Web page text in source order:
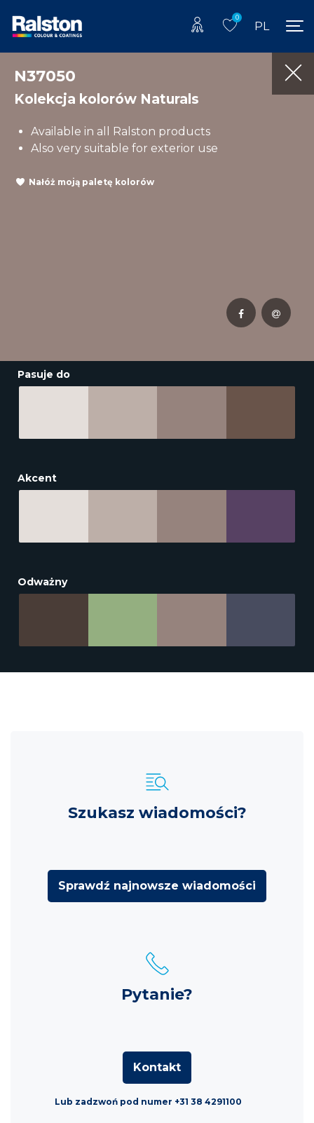
0
PL
N37050
Kolekcja kolorów Naturals
Available in all Ralston products
Also very suitable for exterior use
Nałóż moją paletę kolorów
Pasuje do
Akcent
Odważny
Szukasz wiadomości?
Sprawdź najnowsze wiadomości
Pytanie?
Kontakt
Lub zadzwoń pod numer +31 38 4291100